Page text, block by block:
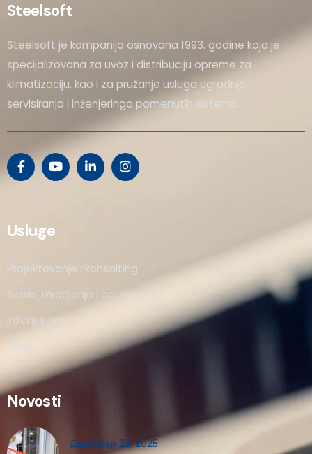
Steelsoft
Steelsoft je kompanija osnovana 1993. godine koja je
specijalizovana za uvoz i distribuciju opreme za
klimatizaciju, kao i za pružanje usluga ugradnje,
servisiranja i inženjeringa pomenutih sistema.
Usluge
Projektovanje i konsalting
Servis, izvodjenje i održavanje
Inženjering
Shop
Novosti
Децембар 23, 2025